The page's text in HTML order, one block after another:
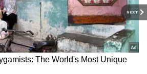
NEXT
వహిస్తున్నారు. ఈ ఏడాది
ముందుకు రానుంది. పవన్ తో
టాలీవుడ్ లో మంచి రోజులు